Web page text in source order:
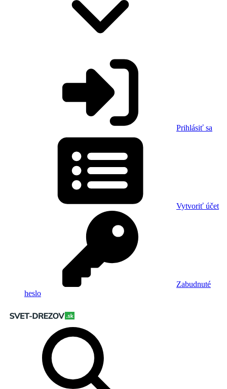
Prihlásiť sa
Vytvoriť účet
Zabudnuté
heslo